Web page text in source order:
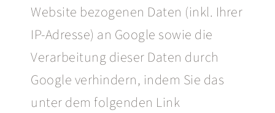
Website bezogenen Daten (inkl. Ihrer
IP-Adresse) an Google sowie die
Verarbeitung dieser Daten durch
Google verhindern, indem Sie das
unter dem folgenden Link